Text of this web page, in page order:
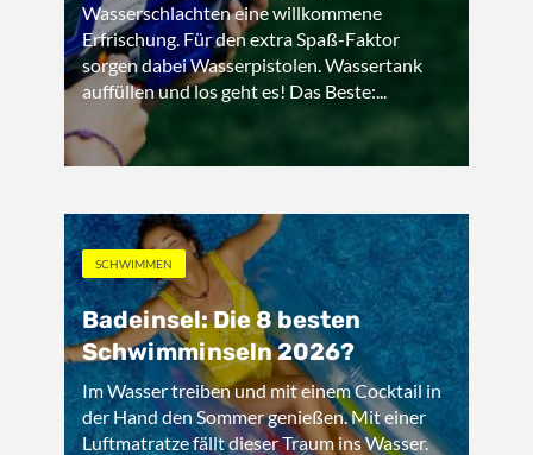
Wasserschlachten eine willkommene
Erfrischung. Für den extra Spaß-Faktor
sorgen dabei Wasserpistolen. Wassertank
auffüllen und los geht es! Das Beste:...
SCHWIMMEN
Badeinsel: Die 8 besten
Schwimminseln 2026?
Im Wasser treiben und mit einem Cocktail in
der Hand den Sommer genießen. Mit einer
Luftmatratze fällt dieser Traum ins Wasser.